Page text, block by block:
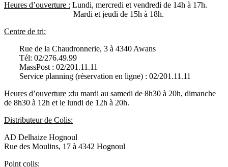
Heures d’ouverture : Lundi, mercredi et vendredi de 14h à 17h.
Mardi et jeudi de 15h à 18h.
Centre de tri:
Rue de la Chaudronnerie, 3 à 4340 Awans
Tél: 02/276.49.99
MassPost : 02/201.11.11
Service planning (réservation en ligne) : 02/201.11.11
Heures d’ouverture :du mardi au samedi de 8h30 à 20h, dimanche
de 8h30 à 12h et le lundi de 12h à 20h.
Distributeur de Colis :
AD Delhaize Hognoul
Rue des Moulins, 17 à 4342 Hognoul
Point colis: